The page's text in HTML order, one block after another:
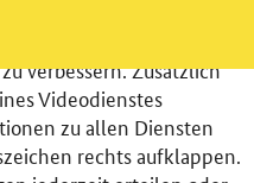
verbessern. Zusätzlich
Videodienstes
zu allen Diensten
rechts aufklappen.